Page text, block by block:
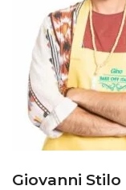
Giovanni Stilo